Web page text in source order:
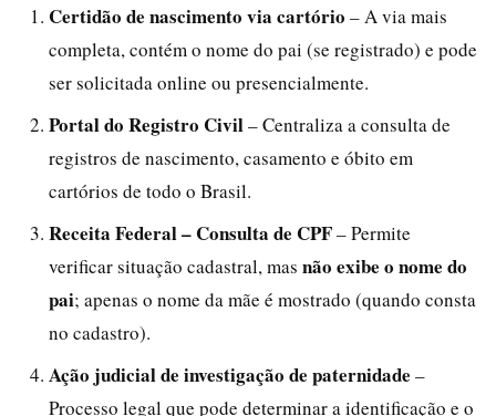
Certidão de nascimento via cartório – A via mais
completa, contém o nome do pai (se registrado) e pode
ser solicitada online ou presencialmente.
Portal do Registro Civil– Centraliza a consulta de
registros de nascimento, casamento e óbito em
cartórios de todo o Brasil.
Receita Federal – Consulta de CPF– Permite
verificar situação cadastral, mas não exibe o nome do
pai; apenas o nome da mãe é mostrado (quando consta
no cadastro).
Ação judicial de investigação de paternidade –
Processo legal que pode determinar a identificação e o